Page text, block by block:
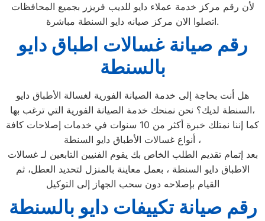
لأن رقم مركز خدمة عملاء دايو للديب فريزر بجميع المحافظات
اتصلوا الان مركز صيانه دايو السنطة مباشرة.
رقم صيانة غسالات اطباق دايو
بالسنطة
هل أنت بحاجة إلى خدمة الصيانة الفورية لغسالة الأطباق دايو
السنطة لديك؟ نحن نمنحك خدمة الصيانة الفورية التي ترغب بها،
كما إننا نمتلك خبرة أكثر من 10 سنوات في خدمات إصلاحات كافة
أنواع غسالات الأطباق دايو السنطة ،
بعد إتمام تقديم الطلب الخاص بك يقوم الفنيين التابعين لـ غسالات
الاطباق دايو السنطة ، بعمل معاينة بالمنزل لتحديد العطل، ثم
القيام بإصلاحه دون سحب الجهاز إلى التوكيل
رقم صيانة تكييفات دايو بالسنطة